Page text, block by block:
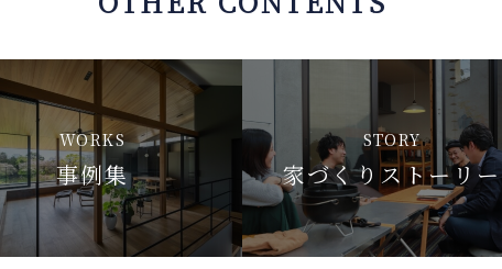
WORKS
事例集
STORY
家づくりストーリー